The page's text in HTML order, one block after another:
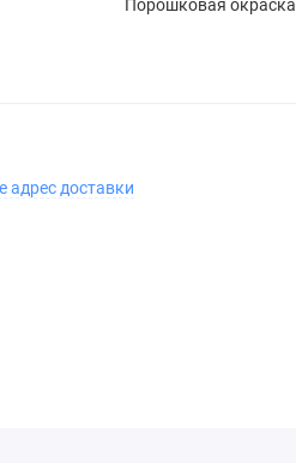
Порошковая окраска
адрес доставки